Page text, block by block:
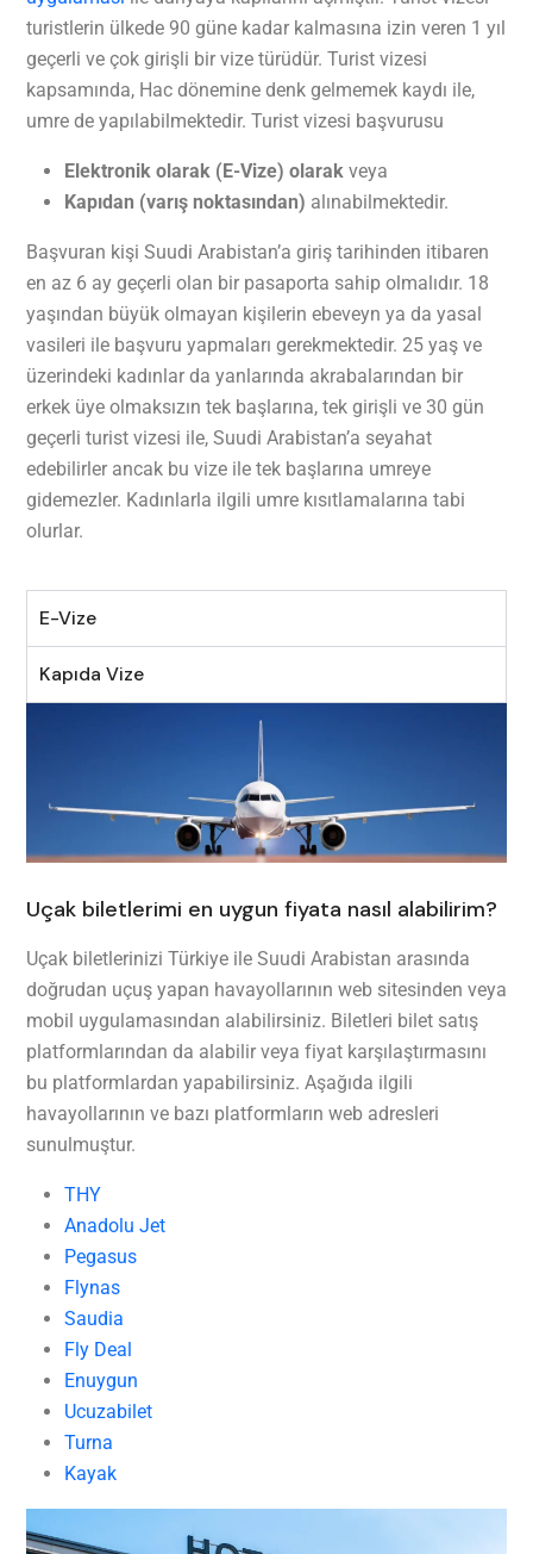
turistlerin ülkede 90 güne kadar kalmasına izin veren 1 yıl
geçerli ve çok girişli bir vize türüdür. Turist vizesi
kapsamında, Hac dönemine denk gelmemek kaydı ile,
umre de yapılabilmektedir. Turist vizesi başvurusu
Elektronik olarak (E-Vize) olarak veya
Kapıdan (varış noktasından) alınabilmektedir.
Başvuran kişi Suudi Arabistan’a giriş tarihinden itibaren
en az 6 ay geçerli olan bir pasaporta sahip olmalıdır. 18
yaşından büyük olmayan kişilerin ebeveyn ya da yasal
vasileri ile başvuru yapmaları gerekmektedir. 25 yaş ve
üzerindeki kadınlar da yanlarında akrabalarından bir
erkek üye olmaksızın tek başlarına, tek girişli ve 30 gün
geçerli turist vizesi ile, Suudi Arabistan’a seyahat
edebilirler ancak bu vize ile tek başlarına umreye
gidemezler. Kadınlarla ilgili umre kısıtlamalarına tabi
olurlar.
E-Vize
Kapıda Vize
Uçak biletlerimi en uygun fiyata nasıl alabilirim?
Uçak biletlerinizi Türkiye ile Suudi Arabistan arasında
doğrudan uçuş yapan havayollarının web sitesinden veya
mobil uygulamasından alabilirsiniz. Biletleri bilet satış
platformlarından da alabilir veya fiyat karşılaştırmasını
bu platformlardan yapabilirsiniz. Aşağıda ilgili
havayollarının ve bazı platformların web adresleri
sunulmuştur.
THY
Anadolu Jet
Pegasus
Flynas
Saudia
Fly Deal
Enuygun
Ucuzabilet
Turna
Kayak